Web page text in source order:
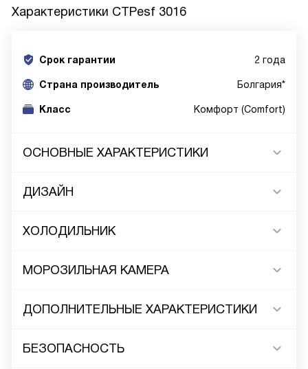
Характеристики CTPesf 3016
Срок гарантии 2 года
Cтрана производитель Болгария*
Класс Комфорт (Comfort)
ОСНОВНЫЕ ХАРАКТЕРИСТИКИ
ДИЗАЙН
ХОЛОДИЛЬНИК
МОРОЗИЛЬНАЯ КАМЕРА
ДОПОЛНИТЕЛЬНЫЕ ХАРАКТЕРИСТИКИ
БЕЗОПАСНОСТЬ